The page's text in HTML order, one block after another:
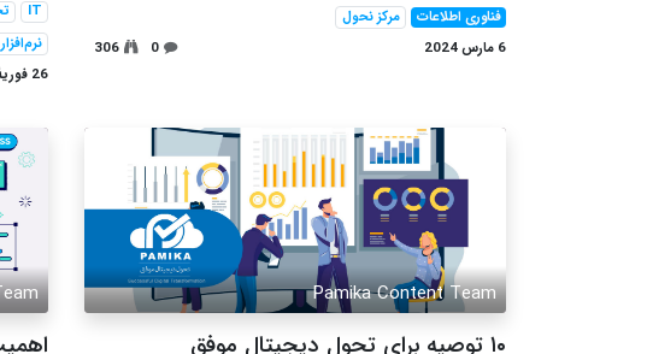
فناوری اطلاعات
مرکز نحول
6 مارس 2024
0
306
IT
26 فوریهٔ 2024
Pamika Content Team
۱۰ توصیه برای تحول دیجیتال موفق